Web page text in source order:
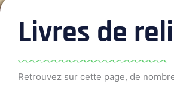
Livres de
Retrouvez sur cette page, de